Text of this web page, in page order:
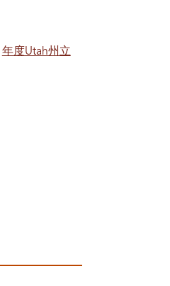
年度Utah州立